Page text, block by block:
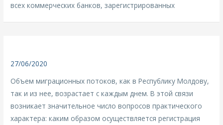
всех коммерческих банков, зарегистрированных
27/06/2020
Объем миграционных потоков, как в Республику Молдову,
так и из нее, возрастает с каждым днем. В этой связи
возникает значительное число вопросов практического
характера: каким образом осуществляется регистрация